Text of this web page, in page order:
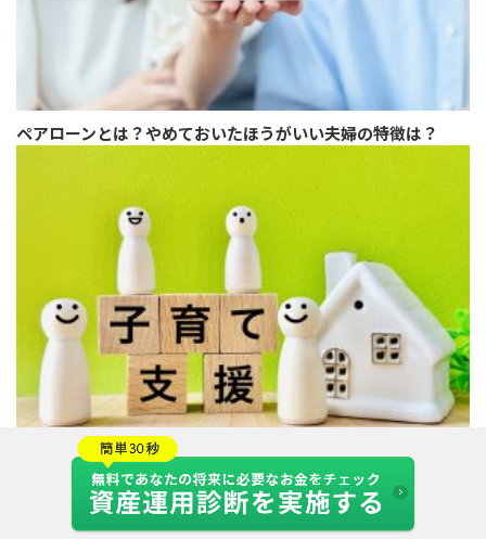
ペアローンとは？やめておいたほうがいい夫婦の特徴は？
子ども・子育て支援金とは？何に使われる？